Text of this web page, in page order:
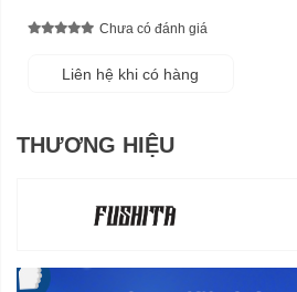
Chưa có đánh giá
Liên hệ khi có hàng
THƯƠNG HIỆU